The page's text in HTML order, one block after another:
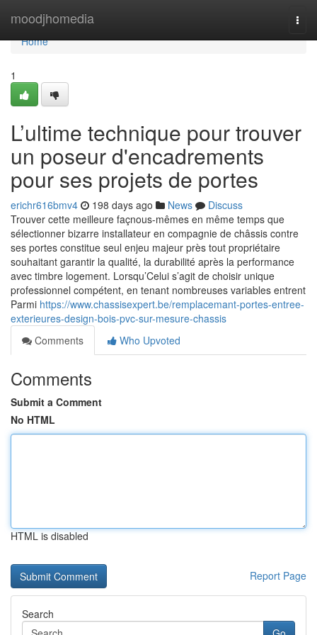
moodjhomedia
Home
Home
1
L’ultime technique pour trouver
un poseur d'encadrements
pour ses projets de portes
erichr616bmv4 198 days ago News
Discuss
Trouver cette meilleure façnous-mêmes en même temps que
sélectionner bizarre installateur en compagnie de châssis contre
ses portes constitue seul enjeu majeur près tout propriétaire
souhaitant garantir la qualité, la durabilité après la performance
avec timbre logement. Lorsqu’Celui s’agit de choisir unique
professionnel compétent, en tenant nombreuses variables entrent
Parmi https://www.chassisexpert.be/remplacemant-portes-entree-
exterieures-design-bois-pvc-sur-mesure-chassis
Comments
Who Upvoted
Comments
Submit a Comment
No HTML
HTML is disabled
Report Page
Search